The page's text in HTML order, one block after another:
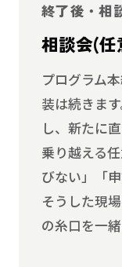
終了後・相
相談会(任
プログラム
装は続きま
し、新たに
乗り越える
びない」「
そうした現
の糸口を一緒